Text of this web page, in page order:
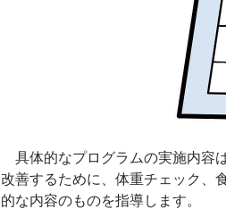
具体的なプログラムの実施内容
改善するために、体重チェック、
的な内容のものを指導します。